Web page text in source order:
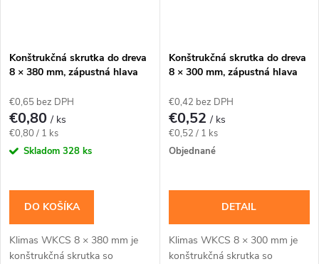
Konštrukčná skrutka do dreva
8 × 380 mm, zápustná hlava
€0,65 bez DPH
€0,80/ ks
Jednotková
cena:
€0,80 / 1 ks
Skladom 328 ks
DO KOŠÍKA
Klimas WKCS 8 × 380 mm je
konštrukčná skrutka so
Konštrukčná skrutka do dreva
8 × 300 mm, zápustná hlava
€0,42 bez DPH
€0,52/ ks
Jednotková
cena:
€0,52 / 1 ks
Objednané
DETAIL
Klimas WKCS 8 × 300 mm je
konštrukčná skrutka so